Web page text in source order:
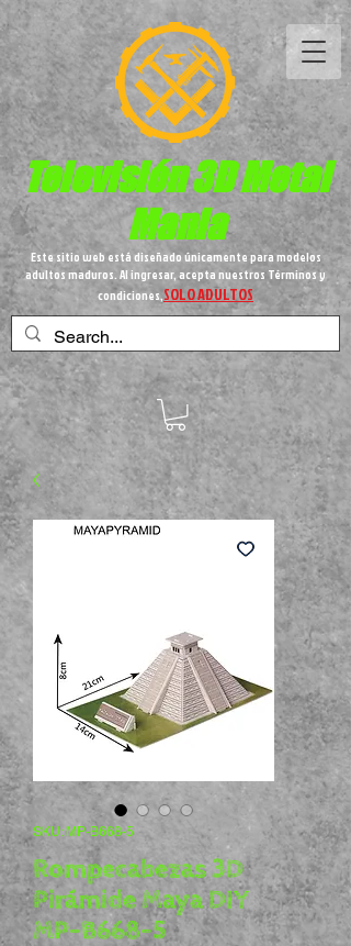
Televisión 3DMetal
Mania
Este sitio web está diseñado únicamente para modelos
adultos maduros. Al ingresar, acepta nuestros Términos y
condiciones,SOLO ADULTOS
SKU: MP-B668-5
Rompecabezas 3D
Pirámide Maya DIY
MP-B668-5